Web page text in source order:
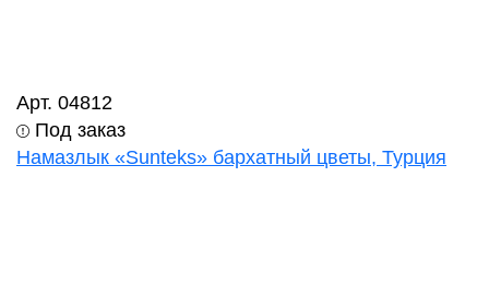
Арт. 04812
Под заказ
Намазлык «Sunteks» бархатный цветы, Турция